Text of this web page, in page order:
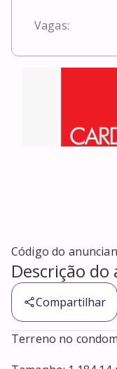
Vagas:
Código do
Descrição do
Compartilhar
Terreno no